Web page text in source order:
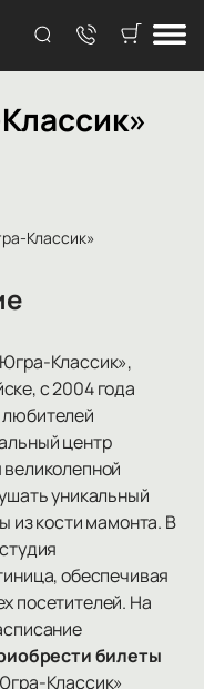
Классик»
Классик»,
с 2004 года
центр
уникальный
из кости мамонта. В
обеспечивая
посетителей. На
билеты
Классик»